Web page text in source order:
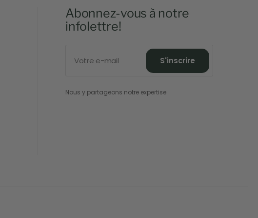
Abonnez-vous à notre
infolettre!
Votre e-mail
S'inscrire
Nous y partageons notre expertise